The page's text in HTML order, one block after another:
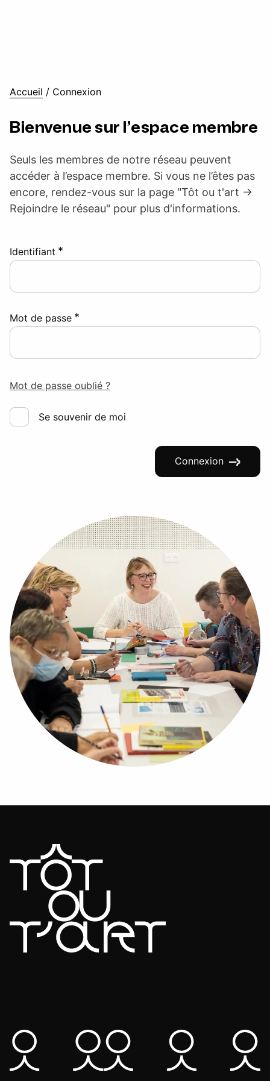
Accueil / Connexion
Bienvenue sur l’espace membre
Seuls les membres de notre réseau peuvent
accéder à l’espace membre. Si vous ne l’êtes pas
encore, rendez-vous sur la page "Tôt ou t'art ->
Rejoindre le réseau" pour plus d'informations.
Identifiant *
Mot de passe *
Mot de passe oublié ?
Se souvenir de moi
Connexion